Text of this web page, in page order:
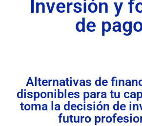
Inversión y
de
Alternativas de
disponibles para tu
toma la decisión de
futuro